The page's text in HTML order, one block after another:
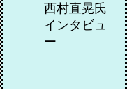
西村直晃氏
インタビュ
ー